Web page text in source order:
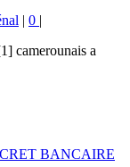
| 0 |
camerounais a